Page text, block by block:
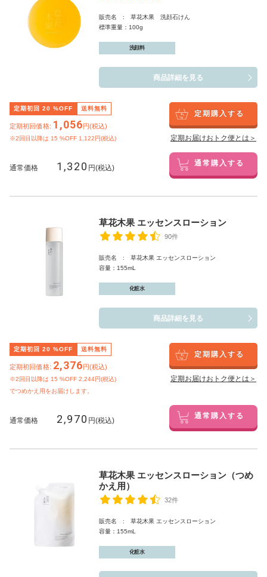
販売名 : 草花木果 洗顔石けん
標準重量：100g
洗顔料
商品詳細を見る
定期初回 20 %OFF 送料無料
定期初回価格: 1,056円(税込)
※2回目以降は 15 %OFF 1,122円(税込)
定期購入する
定期お届けおトク便とは＞
通常価格 1,320 円(税込) 通常購入する
草花木果 エッセンスローション
90件
販売名 : 草花木果 エッセンスローション
容量：155mL
化粧水
商品詳細を見る
定期初回 20 %OFF 送料無料
定期初回価格: 2,376円(税込)
※2回目以降は 15 %OFF 2,244円(税込)
でつめかえ用をお届けします。
定期購入する
定期お届けおトク便とは＞
通常価格 2,970 円(税込) 通常購入する
草花木果 エッセンスローション（つめ
かえ用）
32件
販売名 : 草花木果 エッセンスローション
容量：155mL
化粧水